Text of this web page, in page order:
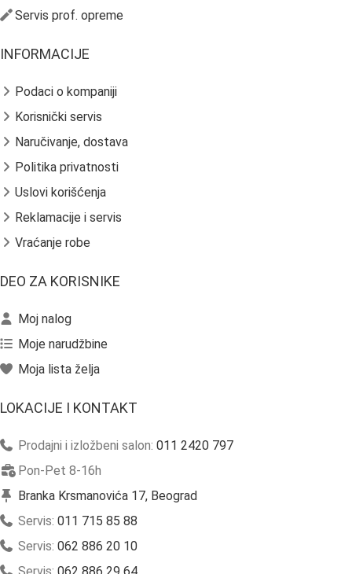
Servis prof. opreme
INFORMACIJE
Podaci o kompaniji
Korisnički servis
Naručivanje, dostava
Politika privatnosti
Uslovi korišćenja
Reklamacije i servis
Vraćanje robe
DEO ZA KORISNIKE
Moj nalog
Moje narudžbine
Moja lista želja
LOKACIJE I KONTAKT
Prodajni i izložbeni salon: 011 2420 797
Pon-Pet 8-16h
Branka Krsmanovića 17, Beograd
Servis: 011 715 85 88
Servis: 062 886 20 10